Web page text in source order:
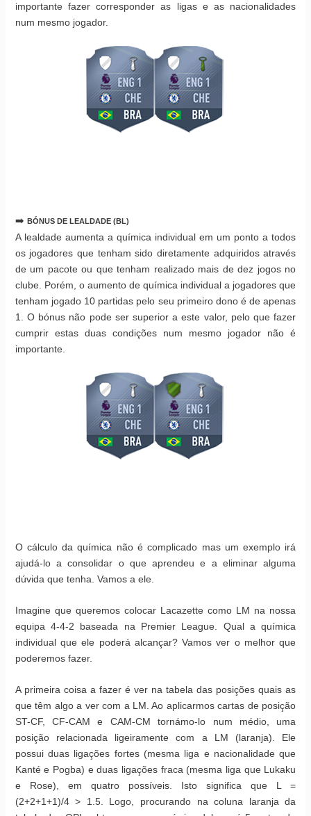
importante fazer corresponder as ligas e as nacionalidades
num mesmo jogador.
➡️ BÓNUS DE LEALDADE (BL)
A lealdade aumenta a química individual em um ponto a todos
os jogadores que tenham sido diretamente adquiridos através
de um pacote ou que tenham realizado mais de dez jogos no
clube. Porém, o aumento de química individual a jogadores que
tenham jogado 10 partidas pelo seu primeiro dono é de apenas
1. O bónus não pode ser superior a este valor, pelo que fazer
cumprir estas duas condições num mesmo jogador não é
importante.
O cálculo da química não é complicado mas um exemplo irá
ajudá-lo a consolidar o que aprendeu e a eliminar alguma
dúvida que tenha. Vamos a ele.
Imagine que queremos colocar Lacazette como LM na nossa
equipa 4-4-2 baseada na Premier League. Qual a química
individual que ele poderá alcançar? Vamos ver o melhor que
poderemos fazer.
A primeira coisa a fazer é ver na tabela das posições quais as
que têm algo a ver com a LM. Ao aplicarmos cartas de posição
ST-CF, CF-CAM e CAM-CM tornámo-lo num médio, uma
posição relacionada ligeiramente com a LM (laranja). Ele
possui duas ligações fortes (mesma liga e nacionalidade que
Kanté e Pogba) e duas ligações fraca (mesma liga que Lukaku
e Rose), em quatro possíveis. Isto significa que L =
(2+2+1+1)/4 > 1.5. Logo, procurando na coluna laranja da